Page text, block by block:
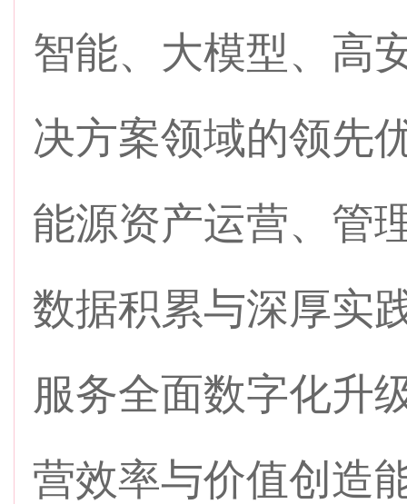
智能、大模型、高
决方案领域的领先
能源资产运营、管
数据积累与深厚实
服务全面数字化升
营效率与价值创造